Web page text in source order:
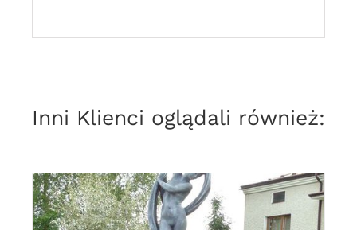
Inni Klienci oglądali również: